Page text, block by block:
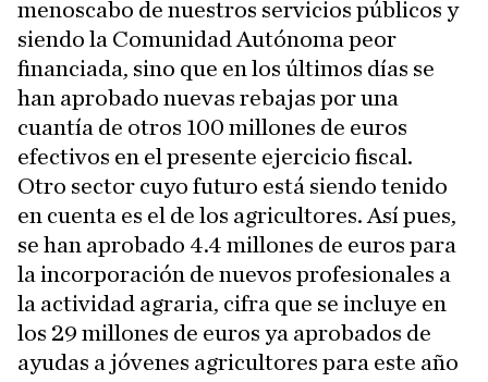
menoscabo de nuestros servicios públicos y
siendo la Comunidad Autónoma peor
financiada, sino que en los últimos días se
han aprobado nuevas rebajas por una
cuantía de otros 100 millones de euros
efectivos en el presente ejercicio fiscal.
Otro sector cuyo futuro está siendo tenido
en cuenta es el de los agricultores. Así pues,
se han aprobado 4.4 millones de euros para
la incorporación de nuevos profesionales a
la actividad agraria, cifra que se incluye en
los 29 millones de euros ya aprobados de
ayudas a jóvenes agricultores para este año